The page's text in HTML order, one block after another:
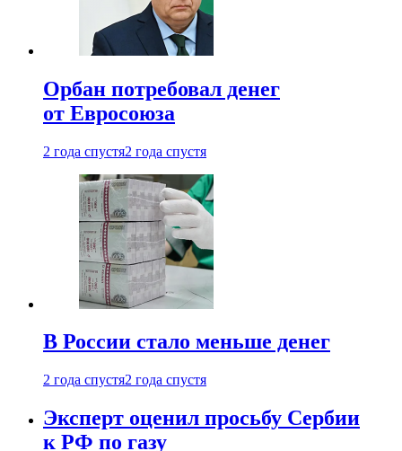
Орбан потребовал денег
от Евросоюза
2 года спустя2 года спустя
В России стало меньше денег
2 года спустя2 года спустя
Эксперт оценил просьбу Сербии
к РФ по газу